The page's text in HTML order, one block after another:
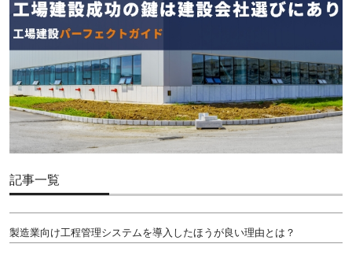
記事一覧
製造業向け工程管理システムを導入したほうが良い理由とは？